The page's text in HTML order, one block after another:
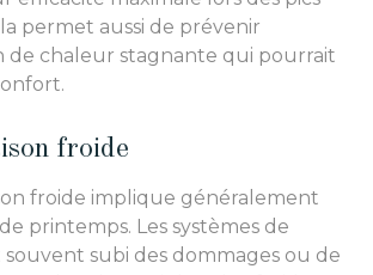
permet aussi de prévenir
de chaleur stagnante qui pourrait
froide
froide implique généralement
printemps. Les systèmes de
subi des dommages ou de